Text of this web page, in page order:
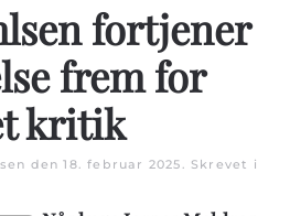
fortjener
frem for
kritik
den18. februar 2025. Skrevet i